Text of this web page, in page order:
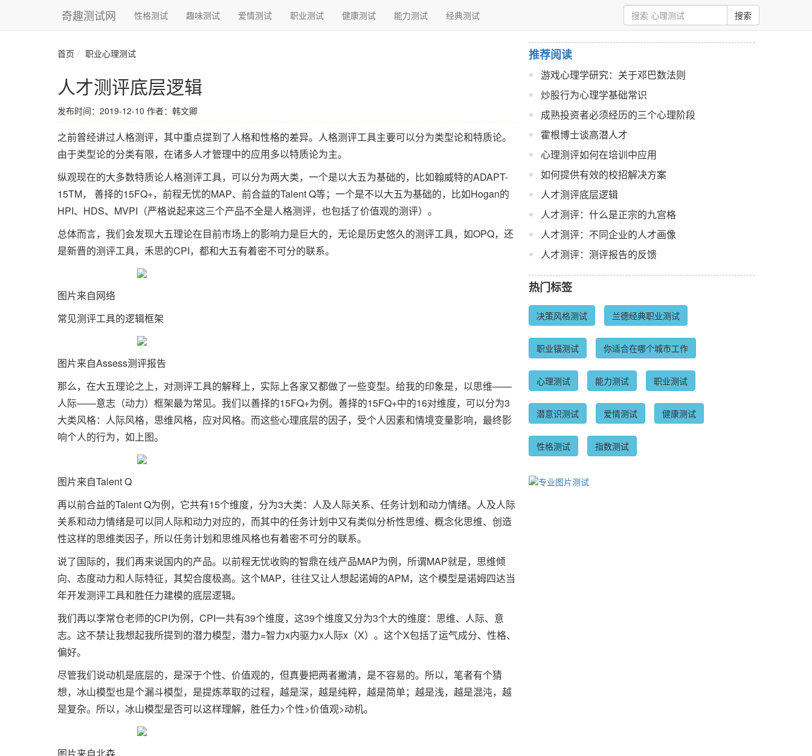
奇趣测试网 性格测试 趣味测试 爱情测试 职业测试 健康测试 能力测试 经典测试
首页 职业心理测试
人才测评底层逻辑
发布时间：2019-12-10 作者：韩文卿
之前曾经讲过人格测评，其中重点提到了人格和性格的差异。人格测评工具主要可以分为类型论和特质论。
由于类型论的分类有限，在诸多人才管理中的应用多以特质论为主。
纵观现在的大多数特质论人格测评工具，可以分为两大类，一个是以大五为基础的，比如翰威特的ADAPT-
15TM， 善择的15FQ+，前程无忧的MAP、前合益的Talent Q等；一个是不以大五为基础的，比如Hogan的
HPI、HDS、MVPI（严格说起来这三个产品不全是人格测评，也包括了价值观的测评）。
总体而言，我们会发现大五理论在目前市场上的影响力是巨大的，无论是历史悠久的测评工具，如OPQ，还
是新晋的测评工具，禾思的CPI，都和大五有着密不可分的联系。
图片来自网络
常见测评工具的逻辑框架
图片来自Assess测评报告
那么，在大五理论之上，对测评工具的解释上，实际上各家又都做了一些变型。给我的印象是，以思维——
人际——意志（动力）框架最为常见。我们以善择的15FQ+为例。善择的15FQ+中的16对维度，可以分为3
大类风格：人际风格，思维风格，应对风格。而这些心理底层的因子，受个人因素和情境变量影响，最终影
响个人的行为，如上图。
图片来自Talent Q
再以前合益的Talent Q为例，它共有15个维度，分为3大类：人及人际关系、任务计划和动力情绪。人及人际
关系和动力情绪是可以同人际和动力对应的，而其中的任务计划中又有类似分析性思维、概念化思维、创造
性这样的思维类因子，所以任务计划和思维风格也有着密不可分的联系。
说了国际的，我们再来说国内的产品。以前程无忧收购的智鼎在线产品MAP为例，所谓MAP就是，思维倾
向、态度动力和人际特征，其契合度极高。这个MAP，往往又让人想起诺姆的APM，这个模型是诺姆四达当
年开发测评工具和胜任力建模的底层逻辑。
我们再以李常仓老师的CPI为例，CPI一共有39个维度，这39个维度又分为3个大的维度：思维、人际、意
志。这不禁让我想起我所提到的潜力模型，潜力=智力x内驱力x人际x（X）。这个X包括了运气成分、性格、
偏好。
尽管我们说动机是底层的，是深于个性、价值观的，但真要把两者撇清，是不容易的。所以，笔者有个猜
想，冰山模型也是个漏斗模型，是提炼萃取的过程，越是深，越是纯粹，越是简单；越是浅，越是混沌，越
是复杂。所以，冰山模型是否可以这样理解，胜任力>个性>价值观>动机。
推荐阅读
游戏心理学研究：关于邓巴数法则
炒股行为心理学基础常识
成熟投资者必须经历的三个心理阶段
霍根博士谈高潜人才
心理测评如何在培训中应用
如何提供有效的校招解决方案
人才测评底层逻辑
人才测评：什么是正宗的九宫格
人才测评：不同企业的人才画像
人才测评：测评报告的反馈
热门标签
决策风格测试 兰德经典职业测试
职业锚测试 你适合在哪个城市工作
心理测试 能力测试 职业测试
潜意识测试 爱情测试 健康测试
性格测试 指数测试